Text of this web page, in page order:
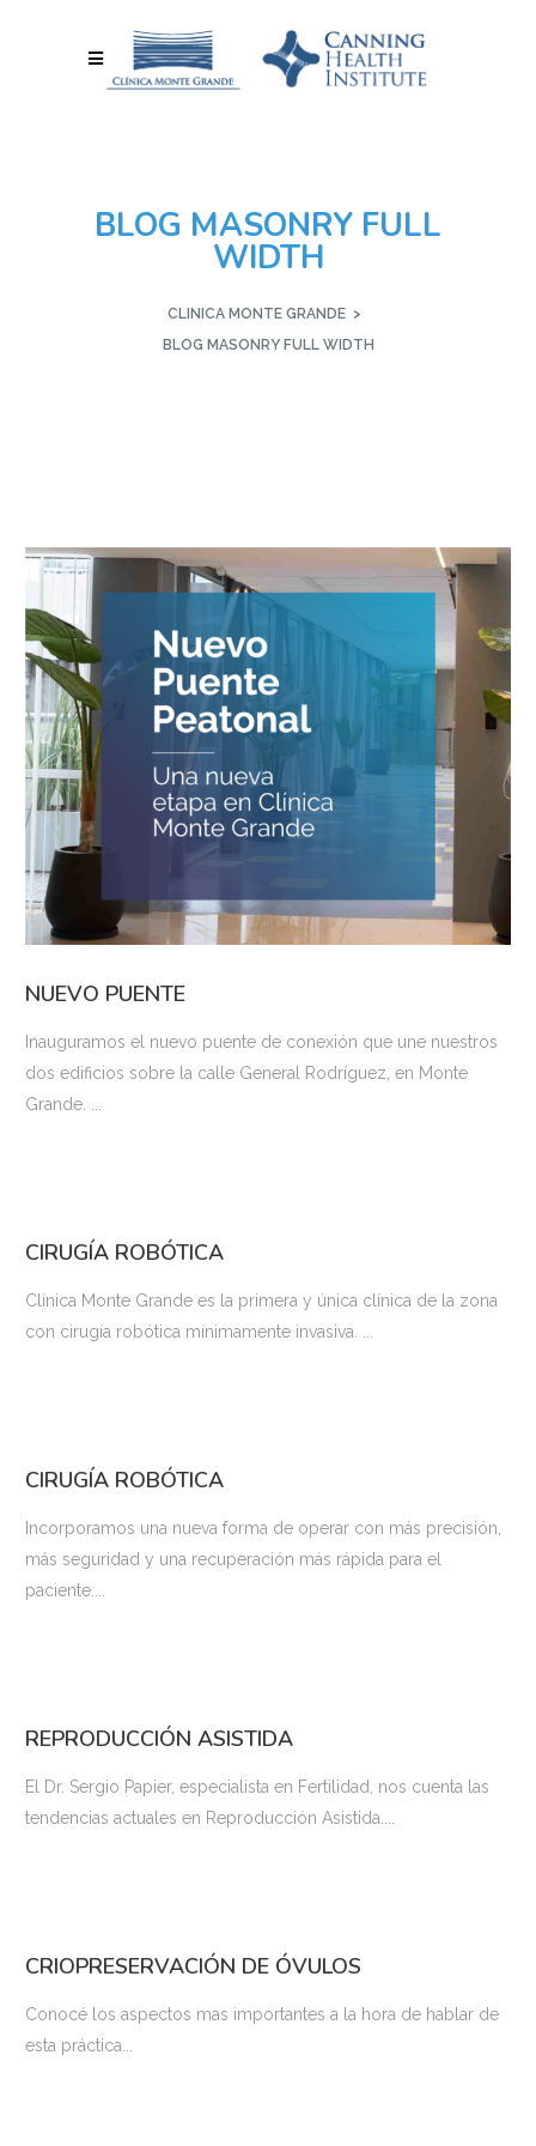
BLOG MASONRY FULL
WIDTH
CLINICA MONTE GRANDE >
BLOG MASONRY FULL WIDTH
NUEVO PUENTE
Inauguramos el nuevo puente de conexión que une nuestros
dos edificios sobre la calle General Rodríguez, en Monte
Grande. ...
CIRUGÍA ROBÓTICA
Clínica Monte Grande es la primera y única clínica de la zona
con cirugía robótica mínimamente invasiva. ...
CIRUGÍA ROBÓTICA
Incorporamos una nueva forma de operar con más precisión,
más seguridad y una recuperación más rápida para el
paciente....
REPRODUCCIÓN ASISTIDA
El Dr. Sergio Papier, especialista en Fertilidad, nos cuenta las
tendencias actuales en Reproducción Asistida....
CRIOPRESERVACIÓN DE ÓVULOS
Conocé los aspectos mas importantes a la hora de hablar de
esta práctica...